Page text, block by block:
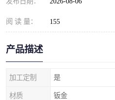
阅 读 量： 155
产品描述
加工定制 是
材质 钣金